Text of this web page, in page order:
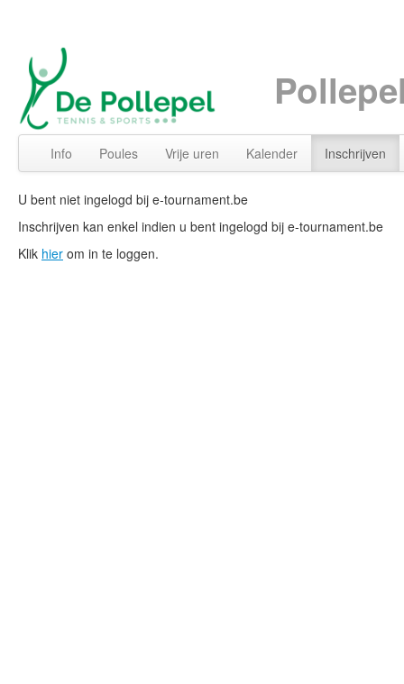
Info Poules Vrije uren Kalender Inschrijven
U bent niet ingelogd bij e-tournament.be
Inschrijven kan enkel indien u bent ingelogd bij e-tournament.be
Klik hier om in te loggen.